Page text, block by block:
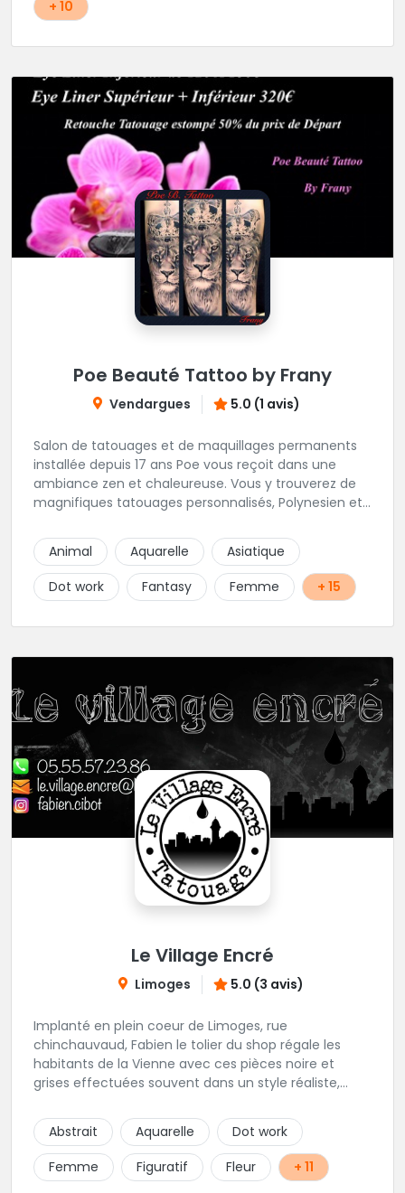
+ 10
Poe Beauté Tattoo by Frany
Vendargues 5.0 (1 avis)
Salon de tatouages et de maquillages permanents
installée depuis 17 ans Poe vous reçoit dans une
ambiance zen et chaleureuse. Vous y trouverez de
magnifiques tatouages personnalisés, Polynesien et
permanents/artistiques ainsi que des prestations de
Piercings.
Animal Aquarelle
Asiatique
Dot work
Fantasy Femme + 15
Le Village Encré
Limoges 5.0 (3 avis)
Implanté en plein coeur de Limoges, rue
chinchauvaud, Fabien le tolier du shop régale les
habitants de la Vienne avec ces pièces noire et
grises effectuées souvent dans un style réaliste,
pas cet excellent tatoueur. Le studio a été pensé
pour vous mettre à l'aise dés votre entrée, accueil,
décor, sourire et bien sur, une hygiène irréprochable.
Une très belle adresse dans cette belle ville de
Abstrait Aquarelle
Dot work
Femme
Figuratif Fleur + 11